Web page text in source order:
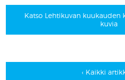
Katso Lehtikuvan kuukauden
kuvia
‹ Kaikki